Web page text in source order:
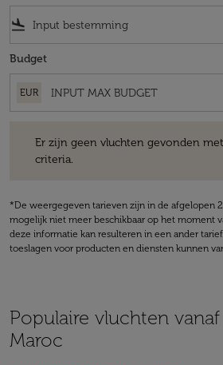
flight_land
Budget
EUR
Er zijn geen vluchten gevonden
criteria.
*De weergegeven tarieven zijn in de afgelopen
mogelijk niet meer beschikbaar op het moment
deze informatie kan resulteren in een ander
toeslagen voor producten en diensten kunnen
Populaire vluchten
Maroc